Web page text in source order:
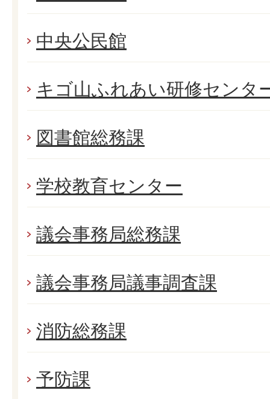
中央公民館
キゴ山ふれあい研修センタ
図書館総務課
学校教育センター
議会事務局総務課
議会事務局議事調査課
消防総務課
予防課